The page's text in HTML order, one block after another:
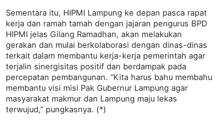
Sementara itu, HIPMI Lampung ke depan pasca rapat
kerja dan ramah tamah dengan jajaran pengurus BPD
HIPMI jelas Gilang Ramadhan, akan melakukan
gerakan dan mulai berkolaborasi dengan dinas-dinas
terkait dalam membantu kerja-kerja pemerintah agar
terjalin sinergisitas positif dan berdampak pada
percepatan pembangunan. “Kita harus bahu membahu
membantu visi misi Pak Gubernur Lampung agar
masyarakat makmur dan Lampung maju lekas
terwujud,” pungkasnya. (*)